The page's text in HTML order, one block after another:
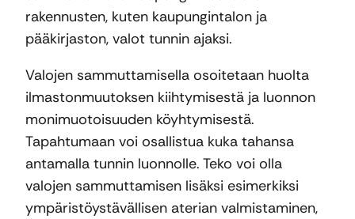
rakennusten, kuten kaupungintalon ja
pääkirjaston, valot tunnin ajaksi.
Valojen sammuttamisella osoitetaan huolta
ilmastonmuutoksen kiihtymisestä ja luonnon
monimuotoisuuden köyhtymisestä.
Tapahtumaan voi osallistua kuka tahansa
antamalla tunnin luonnolle. Teko voi olla
valojen sammuttamisen lisäksi esimerkiksi
ympäristöystävällisen aterian valmistaminen,